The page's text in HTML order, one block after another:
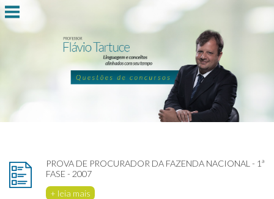
PROVA DE PROCURADOR DA FAZENDA NACIONAL - 1ª
FASE - 2007
+ leia mais